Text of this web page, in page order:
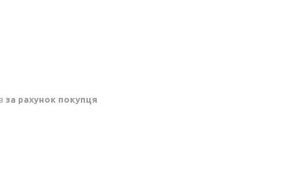
за рахунок покупця